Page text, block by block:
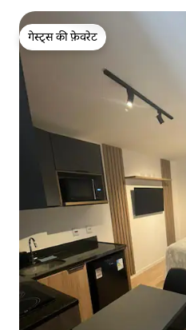
गेस्ट्स की फ़ेवरेट
गेस्ट्स की फ़ेवरेट